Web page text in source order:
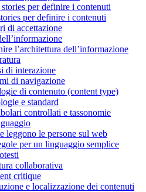
per definire i contenuti
per definire i contenuti
di accettazione
l’architettura dell’informazione
di interazione
di navigazione
di contenuto (content type)
e standard
controllati e tassonomie
leggono le persone sul web
per un linguaggio semplice
collaborativa
critique
e localizzazione dei contenuti